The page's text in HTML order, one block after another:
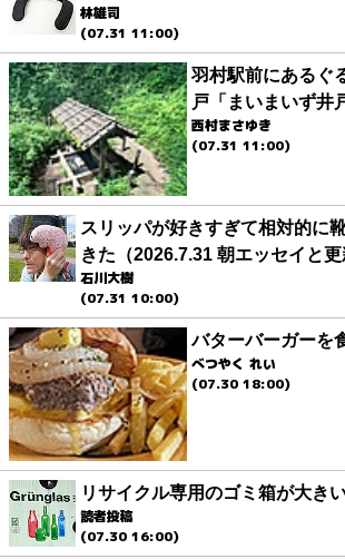
林雄司
(07.31 11:00)
羽村駅前にあるぐ
戸「まいまいず井
西村まさゆき
(07.31 11:00)
スリッパが好きすぎて相対的に
きた（2026.7.31 朝エッセイと更
石川大樹
(07.31 10:00)
バターバーガーを
べつやく れい
(07.30 18:00)
リサイクル専用のゴミ箱が大き
読者投稿
(07.30 16:00)